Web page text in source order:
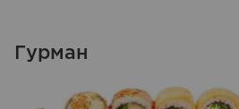
Гурман